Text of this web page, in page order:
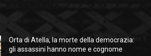
Orta di Atella, la morte della democrazia:
gli assassini hanno nome e cognome